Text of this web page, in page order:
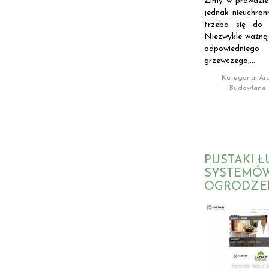
jednak
trzeba się do
Niezwykle
grzewczego,...
Kategoria:
Budowlane
PUSTAKI